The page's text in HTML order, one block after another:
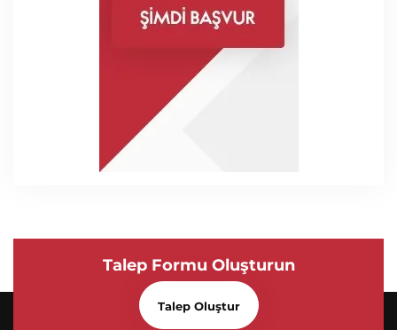
Talep Formu Oluşturun
Talep Oluştur